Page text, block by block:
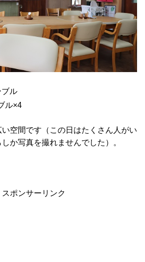
ル
ル×4
空間です（この日はたくさん人がい
か写真を撮れませんでした）。
スポンサーリンク